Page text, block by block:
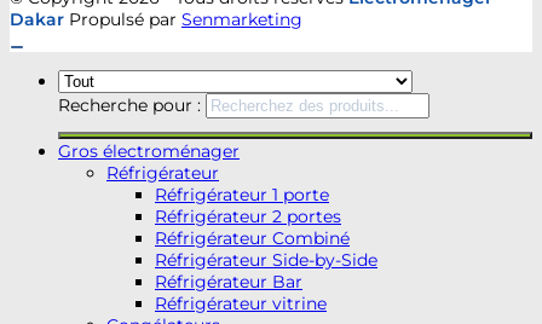
Dakar Propulsé par Senmarketing
Recherche pour :
Gros électroménager
Réfrigérateur
Réfrigérateur 1 porte
Réfrigérateur 2 portes
Réfrigérateur Combiné
Réfrigérateur Side-by-Side
Réfrigérateur Bar
Réfrigérateur vitrine